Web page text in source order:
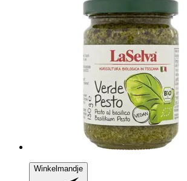
Winkelmandje